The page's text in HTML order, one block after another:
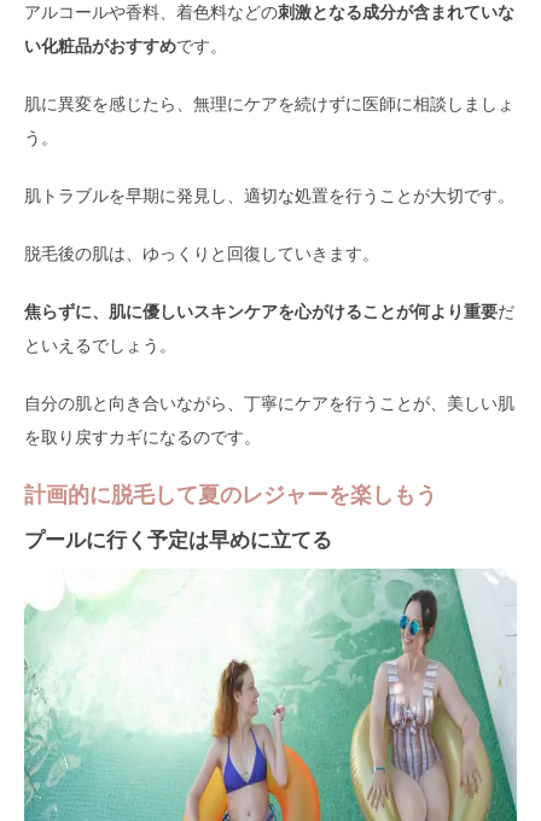
アルコールや香料、着色料などの刺激となる成分が含まれていな
い化粧品がおすすめです。
肌に異変を感じたら、無理にケアを続けずに医師に相談しましょ
う。
肌トラブルを早期に発見し、適切な処置を行うことが大切です。
脱毛後の肌は、ゆっくりと回復していきます。
焦らずに、肌に優しいスキンケアを心がけることが何より重要だ
といえるでしょう。
自分の肌と向き合いながら、丁寧にケアを行うことが、美しい肌
を取り戻すカギになるのです。
計画的に脱毛して夏のレジャーを楽しもう
プールに行く予定は早めに立てる